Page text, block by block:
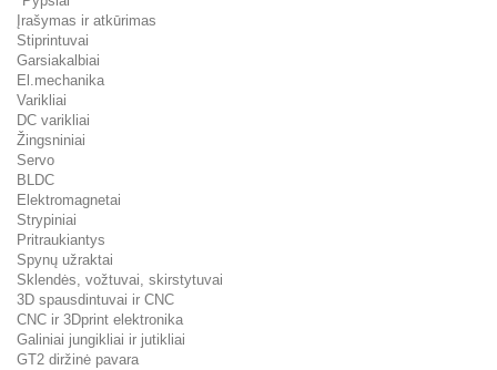
Įrašymas ir atkūrimas
Stiprintuvai
Garsiakalbiai
El.mechanika
Varikliai
DC varikliai
Žingsniniai
Servo
BLDC
Elektromagnetai
Strypiniai
Pritraukiantys
Spynų užraktai
Sklendės, vožtuvai, skirstytuvai
3D spausdintuvai ir CNC
CNC ir 3Dprint elektronika
Galiniai jungikliai ir jutikliai
GT2 diržinė pavara